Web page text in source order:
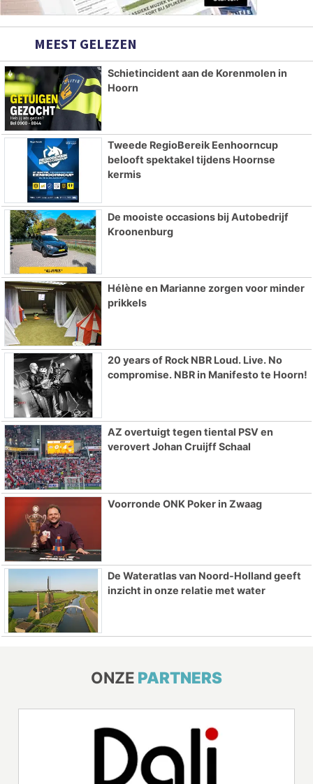
MEEST GELEZEN
Schietincident aan de Korenmolen in
Hoorn
Tweede RegioBereik Eenhoorncup
belooft spektakel tijdens Hoornse
kermis
De mooiste occasions bij Autobedrijf
Kroonenburg
Hélène en Marianne zorgen voor minder
prikkels
20 years of Rock NBR Loud. Live. No
compromise. NBR in Manifesto te Hoorn!
AZ overtuigt tegen tiental PSV en
verovert Johan Cruijff Schaal
Voorronde ONK Poker in Zwaag
De Wateratlas van Noord-Holland geeft
inzicht in onze relatie met water
ONZE PARTNERS